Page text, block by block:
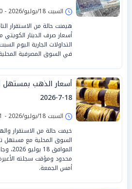
السبت 18/يوليو/2026 - 10:30 ص
هيمنت حالة من الاستقرار
أسعار صرف الدينار الكويتي
في السوق المصرفية
أسعار الذهب بمستهل
18-7-2026
السبت 18/يوليو/2026 - 01:31 ص
خيمت حالة من الاستقرار
السوق المحلية مع مستهل
محدود ومؤقت سجلته
أمس الجمعة.